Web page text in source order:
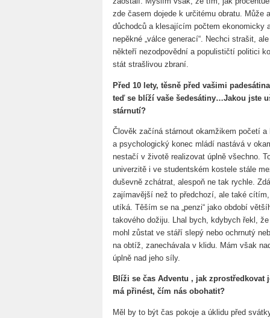
zde časem dojede k určitému obratu. Může
důchodců a klesajícím počtem
nepěkné „válce generací“. Nechci strašit,
někteří nezodpovědní a populističtí politici
stát strašlivou zbraní.
Před 10 lety, těsně před vašimi
teď se blíží vaše šedesátiny…Jakou jste
stárnutí?
Člověk začíná stárnout okamžikem početí
a psychologický konec mládí nastává v
nestačí v životě realizovat úplně všechno.
univerzitě i ve studentském kostele stále
duševně zchátrat, alespoň ne tak rychle.
zajímavější než to předchozí, ale také
utíká. Těším se na „penzi“ jako období
takového dožiju. Lhal bych, kdybych řekl,
mohl zůstat ve stáří slepý nebo ochrnutý
na obtíž, zanechávala v klidu. Mám však
úplně nad jeho síly.
Blíži se čas Adventu , jak
má přinést, čím nás obohatit?
Měl by to být čas pokoje a úklidu před